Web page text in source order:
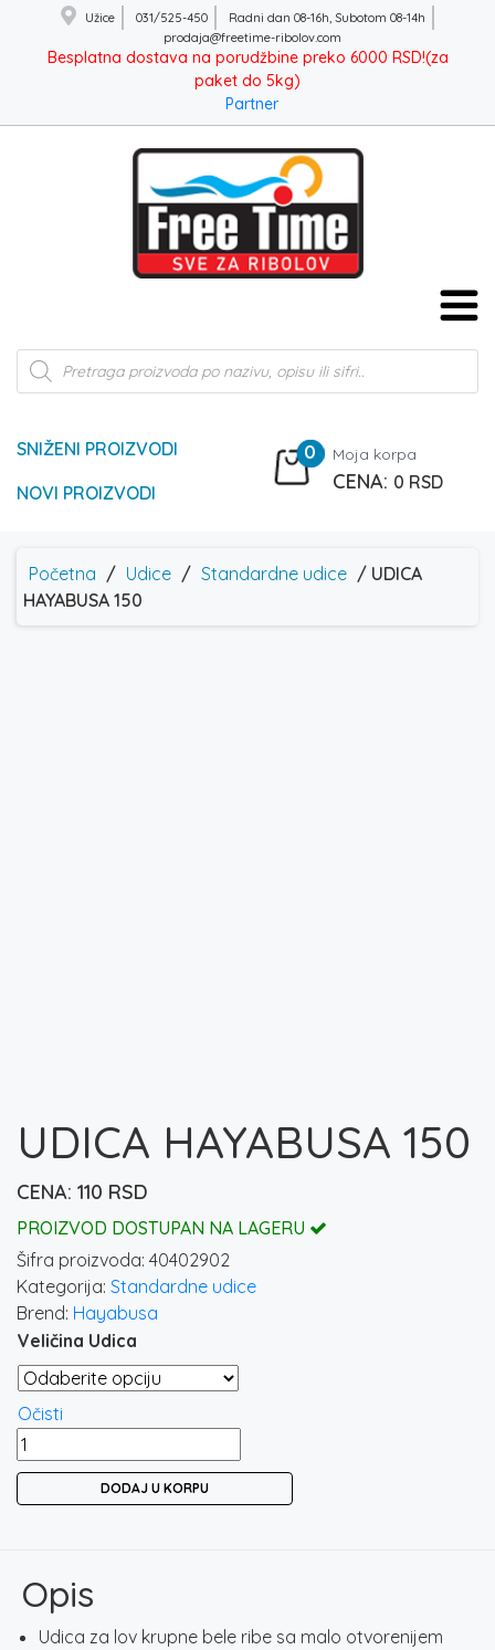
Užice 031/525-450
Radni dan 08-16h, Subotom 08-14h
prodaja@freetime-ribolov.com
Besplatna dostava na porudžbine preko 6000 RSD!(za
paket do 5kg)
Partner
Products
search
SNIŽENI PROIZVODI
NOVI PROIZVODI
0 Moja korpa
0 RSD
Početna / Udice / Standardne udice / UDICA
HAYABUSA 150
UDICA HAYABUSA 150
110 RSD
PROIZVOD DOSTUPAN NA LAGERU
Šifra proizvoda: 40402902
Kategorija: Standardne udice
Brend: Hayabusa
Veličina Udica
Očisti
UDICA
HAYABUSA
DODAJ U KORPU
Opis
Udica za lov krupne bele ribe sa malo otvorenijem